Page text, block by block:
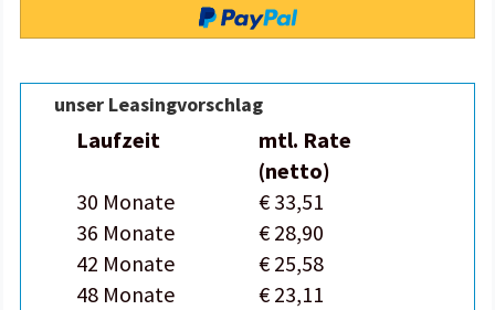
unser Leasingvorschlag
Laufzeit
mtl. Rate
(netto)
30 Monate
€ 33,51
36 Monate
€ 28,90
42 Monate
€ 25,58
48 Monate
€ 23,11